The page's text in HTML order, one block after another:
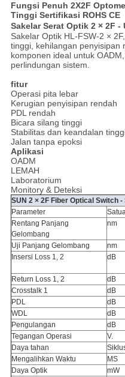
Fungsi Penuh 2X2F
Tinggi Sertifikasi ROHS CE
Sakelar Serat Optik 2 × 2F -
Sakelar Optik HL-FSW-2 ×
tinggi, kehilangan penyisipan
komponen ideal untuk
perlindungan sistem.
fitur
Operasi pita lebar
Kerugian penyisipan rendah
PDL rendah
Bicara silang tinggi
Stabilitas dan keandalan
Jalan tanpa epoksi
Aplikasi
OADM
LEMAH
Laboratorium
Monitory & Deteksi
SUN 2 × 2F Fiber Optical Switch
Parameter
Rentang Panjang
Gelombang
nm
Uji Panjang Gelombang nm
Insersi Loss 1, 2
dB
Return Loss 1, 2
dB
Crosstalk 1
dB
PDL
dB
WDL
dB
Pengulangan
dB
Tegangan Operasi
V.
Daya tahan
Mengalihkan Waktu
MS
Daya Optik
mW